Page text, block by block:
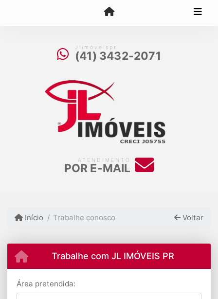
Jlimóveispr
(41) 3432-2071
ATENDIMENTO
POR E-MAIL
Início Trabalhe conosco Voltar
Trabalhe com JL IMÓVEIS PR
Área pretendida: